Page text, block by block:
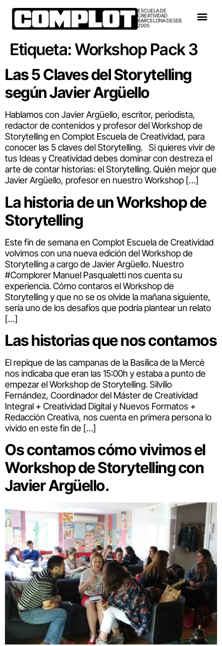
ESCUELA DE
CREATIVIDAD
BARCELONA DESDE
2005
Etiqueta: Workshop Pack 3
Las 5 Claves del Storytelling
según Javier Argüello
Hablamos con Javier Argüello, escritor, periodista,
redactor de contenidos y profesor del Workshop de
Storytelling en Complot Escuela de Creatividad, para
conocer las 5 claves del Storytelling. Si quieres vivir de
tus Ideas y Creatividad debes dominar con destreza el
arte de contar historias: el Storytelling. Quién mejor que
Javier Argüello, profesor en nuestro Workshop […]
La historia de un Workshop de
Storytelling
Este fin de semana en Complot Escuela de Creatividad
volvimos con una nueva edición del Workshop de
Storytelling a cargo de Javier Argüello. Nuestro
#Complorer Manuel Pasqualetti nos cuenta su
experiencia. Cómo contaros el Workshop de
Storytelling y que no se os olvide la mañana siguiente,
sería uno de los desafíos que podría plantear un relato
[…]
Las historias que nos contamos
El repique de las campanas de la Basílica de la Mercè
nos indicaba que eran las 15:00h y estaba a punto de
empezar el Workshop de Storytelling. Silvilio
Fernández, Coordinador del Máster de Creatividad
Integral + Creatividad Digital y Nuevos Formatos +
Redacción Creativa, nos cuenta en primera persona lo
vivido en este fin de […]
Os contamos cómo vivimos el
Workshop de Storytelling con
Javier Argüello.